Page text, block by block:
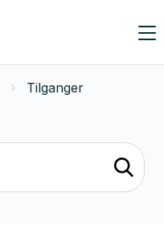
Tilganger